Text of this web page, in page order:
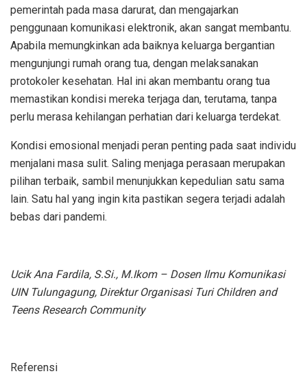
pemerintah pada masa darurat, dan mengajarkan
penggunaan komunikasi elektronik, akan sangat membantu.
Apabila memungkinkan ada baiknya keluarga bergantian
mengunjungi rumah orang tua, dengan melaksanakan
protokoler kesehatan. Hal ini akan membantu orang tua
memastikan kondisi mereka terjaga dan, terutama, tanpa
perlu merasa kehilangan perhatian dari keluarga terdekat.
Kondisi emosional menjadi peran penting pada saat individu
menjalani masa sulit. Saling menjaga perasaan merupakan
pilihan terbaik, sambil menunjukkan kepedulian satu sama
lain. Satu hal yang ingin kita pastikan segera terjadi adalah
bebas dari pandemi.
Ucik Ana Fardila, S.Si., M.Ikom – Dosen Ilmu Komunikasi
UIN Tulungagung, Direktur Organisasi Turi Children and
Teens Research Community
Referensi